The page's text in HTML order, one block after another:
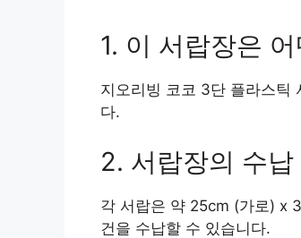
1. 이 서랍장은
지오리빙 코코 3단 플라스
다.
2. 서랍장의 수
각 서랍은 약 25cm (가로) x
건을 수납할 수 있습니다.